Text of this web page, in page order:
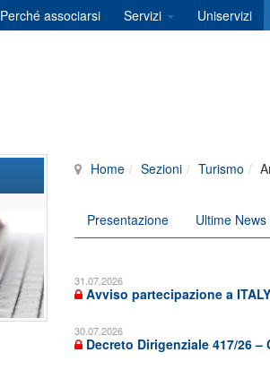
Perché associarsi Servizi Uniservizi
Home Sezioni Turismo
Presentazione Ultime
31.07.2026
Avviso partecipazione a ITALY
30.07.2026
Decreto Dirigenziale 417/26 –